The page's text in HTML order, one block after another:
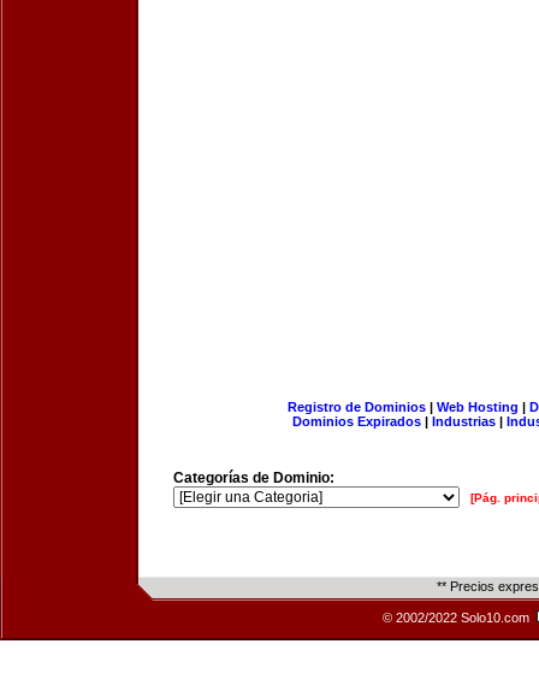
Registro de Dominios| Web Hosting |
Dominios Expirados | Industrias |
Categorías de Dominio:
[Pág.
** Precios
© 2002/2022 Solo10.com